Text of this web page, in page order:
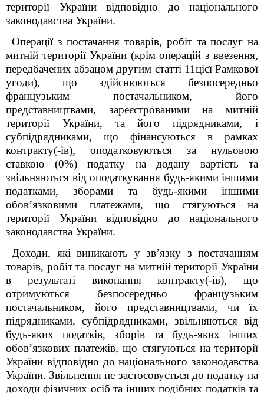
території України відповідно до національного
законодавства України.
Операції з постачання товарів, робіт та послуг на
митній території України (крім операцій з ввезення,
передбачених абзацом другим статті 11цієї Рамкової
угоди), що здійснюються безпосередньо
французьким постачальником, його
представництвами, зареєстрованими на митній
території України, та його підрядниками, і
субпідрядниками, що фінансуються в рамках
контракту(-ів), оподатковуються за нульовою
ставкою (0%) податку на додану вартість та
звільняються від оподаткування будь-якими іншими
податками, зборами та будь-якими іншими
обов’язковими платежами, що стягуються на
території України відповідно до національного
законодавства України.
Доходи, які виникають у зв’язку з постачанням
товарів, робіт та послуг на митній території України
в результаті виконання контракту(-ів), що
отримуються безпосередньо французьким
постачальником, його представництвами, чи їх
підрядниками, субпідрядниками, звільняються від
будь-яких податків, зборів та будь-яких інших
обов’язкових платежів, що стягуються на території
України відповідно до національного законодавства
України. Звільнення не застосовується до податку на
доходи фізичних осіб та інших подібних податків та